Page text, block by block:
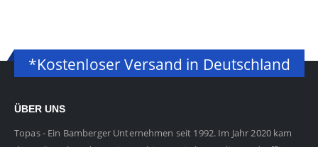
*Kostenloser Versand in Deutschland
ÜBER UNS
Topas - Ein Bamberger Unternehmen seit 1992. Im Jahr 2020 kam